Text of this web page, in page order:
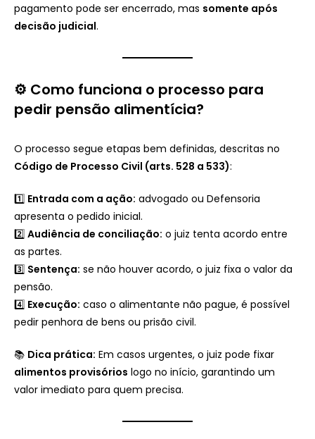
pagamento pode ser encerrado, mas somente após
decisão judicial.
⚙️ Como funciona o processo para
pedir pensão alimentícia?
O processo segue etapas bem definidas, descritas no
Código de Processo Civil (arts. 528 a 533):
1️⃣ Entrada com a ação: advogado ou Defensoria
apresenta o pedido inicial.
2️⃣ Audiência de conciliação: o juiz tenta acordo entre
as partes.
3️⃣ Sentença: se não houver acordo, o juiz fixa o valor da
pensão.
4️⃣ Execução: caso o alimentante não pague, é possível
pedir penhora de bens ou prisão civil.
📚 Dica prática: Em casos urgentes, o juiz pode fixar
alimentos provisórios logo no início, garantindo um
valor imediato para quem precisa.